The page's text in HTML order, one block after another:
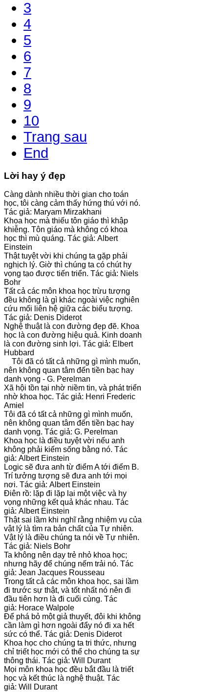
3
4
5
6
7
8
9
10
Trang sau
End
Lời hay ý đẹp
Càng dành nhiều thời gian cho toán
học, tôi càng cảm thấy hứng thú với nó.
Tác giả: Maryam Mirzakhani
Khoa học mà thiếu tôn giáo thì khập
khiễng. Tôn giáo mà không có khoa
học thì mù quáng. Tác giả: Albert
Einstein
Thật tuyệt vời khi chúng ta gặp phải
nghịch lý. Giờ thì chúng ta có chút hy
vọng tạo được tiến triển. Tác giả: Niels
Bohr
Tất cả các môn khoa học trừu tượng
đều không là gì khác ngoài việc nghiên
cứu mối liên hệ giữa các biểu tượng.
Tác giả: Denis Diderot
Nghệ thuật là con đường đẹp đẽ. Khoa
học là con đường hiệu quả. Kinh doanh
là con đường sinh lợi. Tác giả: Elbert
Hubbard
Tôi đã có tất cả những gì mình muốn,
nên không quan tâm đến tiền bạc hay
danh vọng - G. Perelman
Xã hội tồn tại nhờ niềm tin, và phát triển
nhờ khoa học. Tác giả: Henri Frederic
Amiel
Tôi đã có tất cả những gì mình muốn,
nên không quan tâm đến tiền bạc hay
danh vọng. Tác giả: G. Perelman
Khoa học là điều tuyệt vời nếu anh
không phải kiếm sống bằng nó. Tác
giả: Albert Einstein
Logic sẽ đưa anh từ điểm A tới điểm B.
Trí tưởng tượng sẽ đưa anh tới mọi
nơi. Tác giả: Albert Einstein
Điên rồ: lặp đi lặp lại một việc và hy
vọng những kết quả khác nhau. Tác
giả: Albert Einstein
Thật sai lầm khi nghĩ rằng nhiệm vụ của
vật lý là tìm ra bản chất của Tự nhiên.
Vật lý là điều chúng ta nói về Tự nhiên.
Tác giả: Niels Bohr
Ta không nên dạy trẻ nhỏ khoa học;
nhưng hãy để chúng nếm trải nó. Tác
giả: Jean Jacques Rousseau
Trong tất cả các môn khoa học, sai lầm
đi trước sự thật, và tốt nhất nó nên đi
đầu tiên hơn là đi cuối cùng. Tác
giả: Horace Walpole
Để phá bỏ một giả thuyết, đôi khi không
cần làm gì hơn ngoài đẩy nó đi xa hết
sức có thể. Tác giả: Denis Diderot
Khoa học cho chúng ta tri thức, nhưng
chỉ triết học mới có thể cho chúng ta sự
thông thái. Tác giả: Will Durant
Mọi môn khoa học đều bắt đầu là triết
học và kết thúc là nghệ thuật. Tác
giả: Will Durant